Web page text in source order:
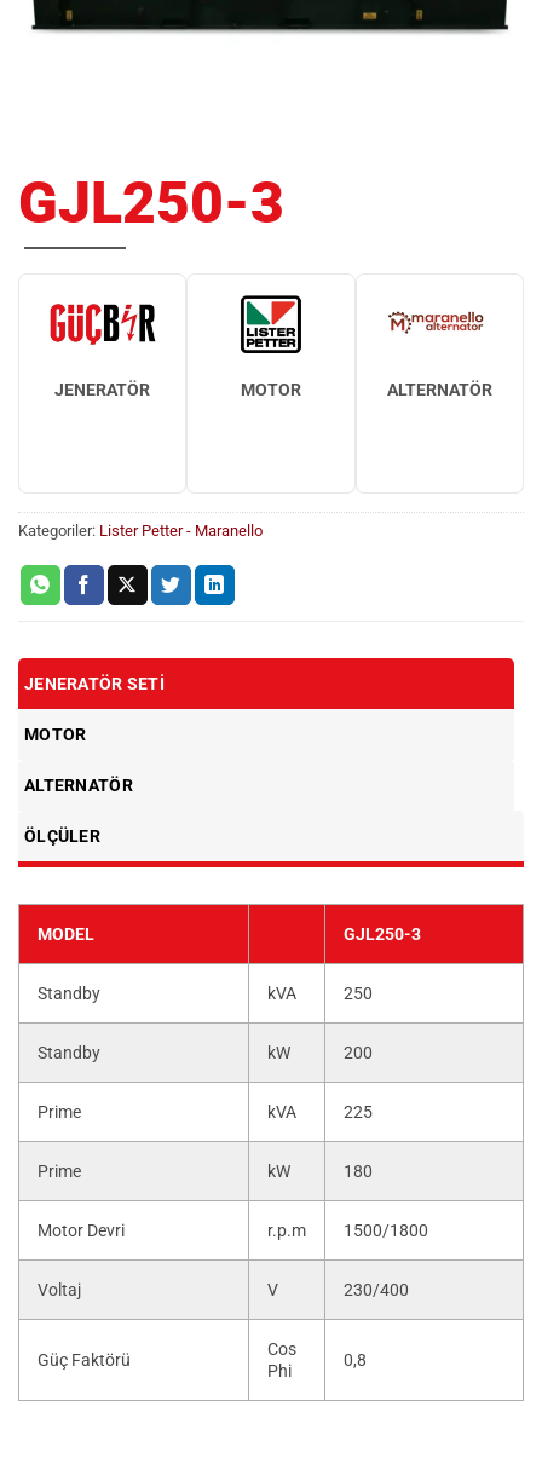
GJL250-3
JENERATÖR MOTOR ALTERNATÖR
Kategoriler: Lister Petter - Maranello
JENERATÖR SETI
MOTOR
ALTERNATÖR
ÖLÇÜLER
MODEL GJL250-3
Standby kVA 250
Standby kW 200
Prime kVA 225
Prime kW 180
Motor Devri r.p.m 1500/1800
Voltaj V 230/400
Güç Faktörü
Cos
Phi
0,8